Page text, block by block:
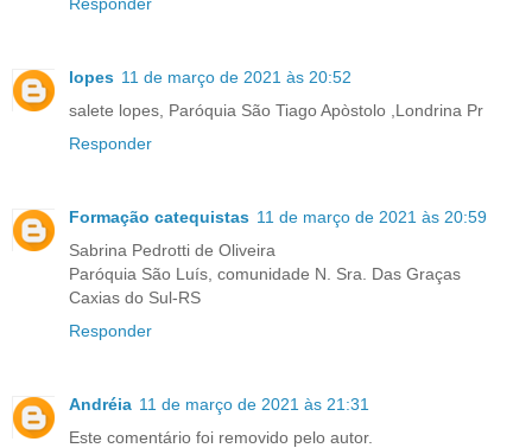
lopes 11 de março de 2021 às 20:52
salete lopes, Paróquia São Tiago Apòstolo ,Londrina Pr
Responder
Formação catequistas 11 de março de 2021 às 20:59
Sabrina Pedrotti de Oliveira
Paróquia São Luís, comunidade N. Sra. Das Graças
Caxias do Sul-RS
Responder
Andréia 11 de março de 2021 às 21:31
Este comentário foi removido pelo autor.